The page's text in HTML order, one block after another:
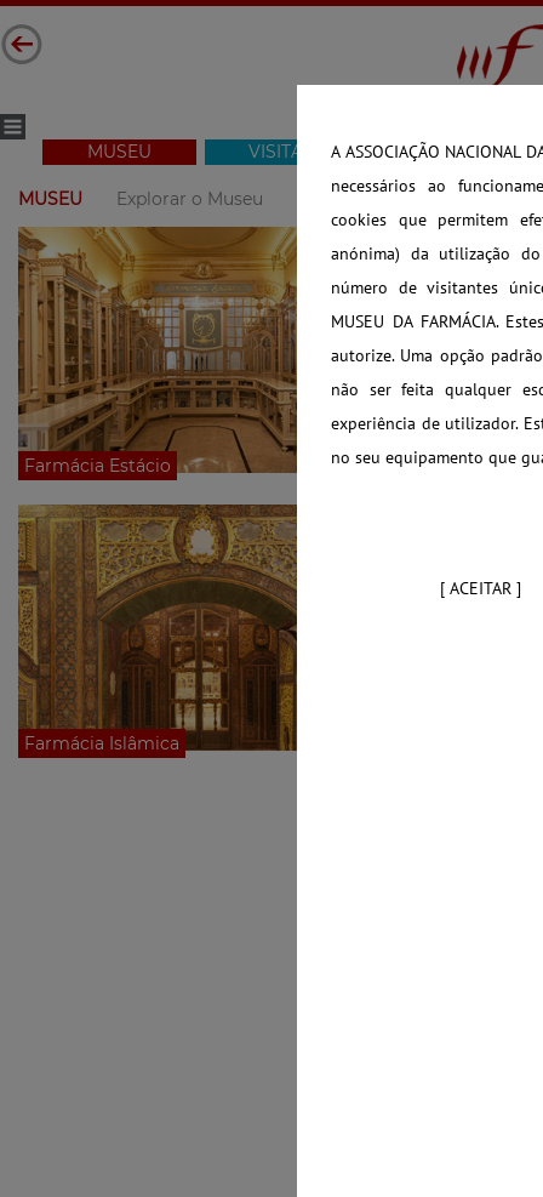
MUSEU VISITAR COLEÇÃO
A ASSOCIAÇÃO NACIONAL
necessários ao
cookies que permitem
anónima) da utilização do
número de visitantes
MUSEU DA FARMÁCIA.
autorize. Uma opção
não ser feita qualquer
experiência de utilizador.
no seu equipamento que
[ ACEITAR ]
MUSEU Explorar o Museu Visitas 360º Visita Virtual
Farmácia Estácio
Farmácia Islâmica
Farmácia